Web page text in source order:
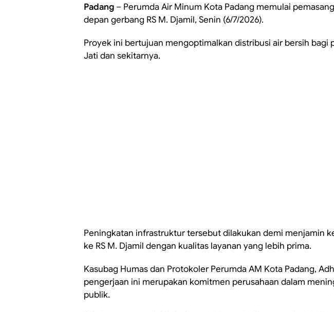
Padang – Perumda Air Minum Kota Padang memulai
depan gerbang RS M. Djamil, Senin (6/7/2026).
Proyek ini bertujuan mengoptimalkan distribusi air bersih bagi
Jati dan sekitarnya.
Peningkatan infrastruktur tersebut dilakukan demi menjamin
ke RS M. Djamil dengan kualitas layanan yang lebih prima.
Kasubag Humas dan Protokoler Perumda AM Kota Padang,
pengerjaan ini merupakan komitmen perusahaan dalam
publik.